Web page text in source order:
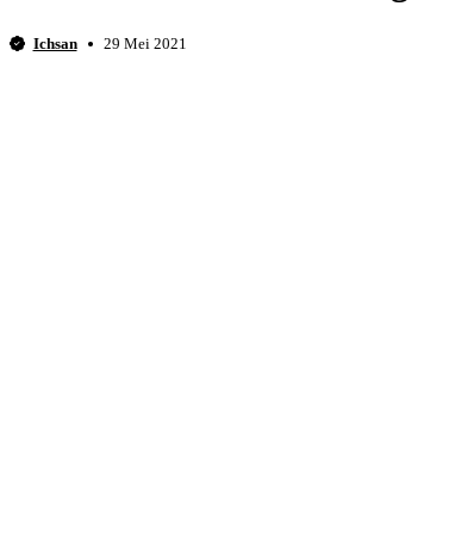
Ichsan 29 Mei 2021